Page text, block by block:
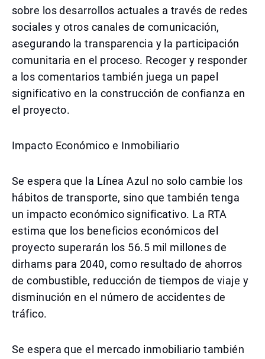
sobre los desarrollos actuales a través de redes
sociales y otros canales de comunicación,
asegurando la transparencia y la participación
comunitaria en el proceso. Recoger y responder
a los comentarios también juega un papel
significativo en la construcción de confianza en
el proyecto.
Impacto Económico e Inmobiliario
Se espera que la Línea Azul no solo cambie los
hábitos de transporte, sino que también tenga
un impacto económico significativo. La RTA
estima que los beneficios económicos del
proyecto superarán los 56.5 mil millones de
dirhams para 2040, como resultado de ahorros
de combustible, reducción de tiempos de viaje y
disminución en el número de accidentes de
tráfico.
Se espera que el mercado inmobiliario también